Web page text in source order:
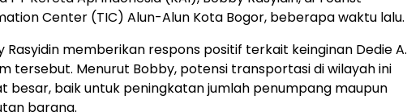
Center (TIC) Alun-Alun Kota Bogor, beberapa waktu lalu.
Rasyidin memberikan respons positif terkait keinginan Dedie A.
tersebut. Menurut Bobby, potensi transportasi di wilayah ini
besar, baik untuk peningkatan jumlah penumpang maupun
barang.